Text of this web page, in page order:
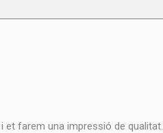
et farem una impressió de qualitat.